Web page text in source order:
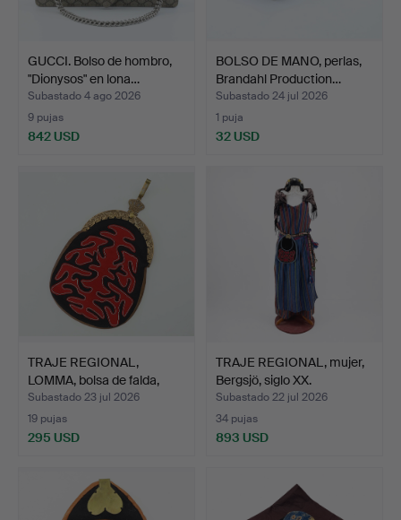
GUCCI. Bolso de hombro,
"Dionysos" en lona…
Subastado 4 ago 2026
9 pujas
842 USD
BOLSO DE MANO, perlas,
Brandahl Production…
Subastado 24 jul 2026
1 puja
32 USD
TRAJE REGIONAL,
LOMMA, bolsa de falda,
Lju…
Subastado 23 jul 2026
19 pujas
295 USD
TRAJE REGIONAL, mujer,
Bergsjö, siglo XX.
Subastado 22 jul 2026
34 pujas
893 USD